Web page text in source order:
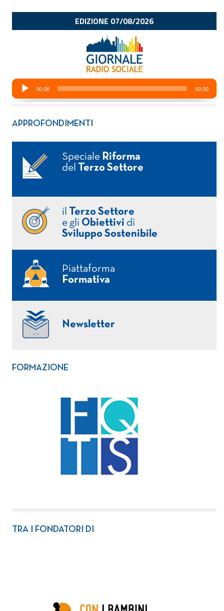
APPROFONDIMENTI
Speciale Riforma
del
Terzo Settore
il
Terzo Settore
e gli Obiettivi di
Sviluppo Sostenibile
Piattaforma
Formativa
Newsletter
FORMAZIONE
TRA I FONDATORI DI